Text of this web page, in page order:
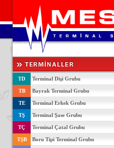
TD Terminal Dişi Grubu
TB Bayrak Terminal Grubu
TE Terminal Erkek Grubu
TŞ Terminal Şase Grubu
TÇ Terminal Çatal Grubu
TŞB Boru Tipi Terminal Grubu